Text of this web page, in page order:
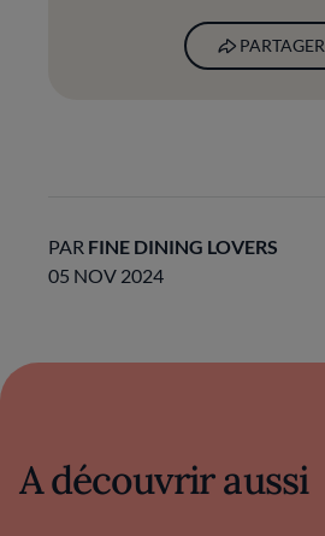
PARTAGER
PAR FINE DINING LOVERS
05 NOV 2024
A découvrir aussi